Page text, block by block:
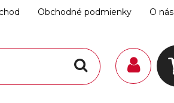
Obchodné podmienky O nás